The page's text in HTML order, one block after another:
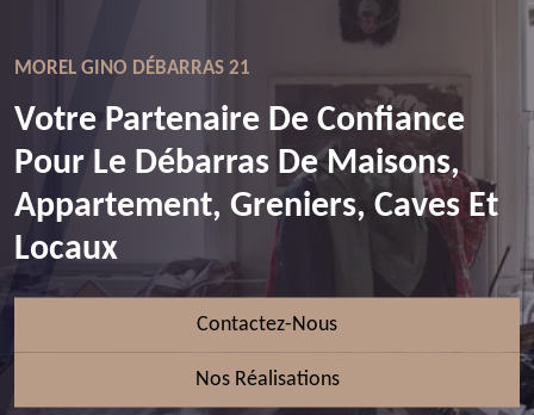
MOREL GINO DÉBARRAS 21
Votre Partenaire De Confiance
Pour Le Débarras De Maisons,
Appartement, Greniers, Caves Et
Locaux
Contactez-Nous
Nos Réalisations